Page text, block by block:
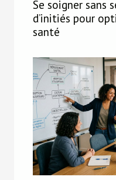
Se soigner sans
d’initiés pour
santé